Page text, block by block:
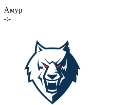
Амур
-:-